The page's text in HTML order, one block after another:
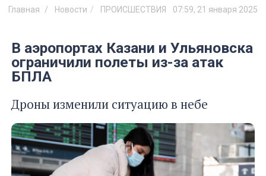
Главная Новости ПРОИСШЕСТВИЯ 07:59, 21 января 2025
В аэропортах Казани и Ульяновска
ограничили полеты из-за атак
БПЛА
Дроны изменили ситуацию в небе